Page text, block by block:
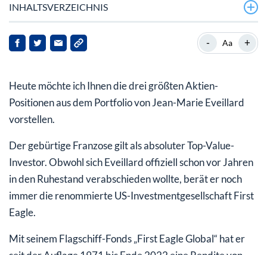
INHALTSVERZEICHNIS
Exxon Mobil
Imperial Oil
- Aa +
Heute möchte ich Ihnen die drei größten Aktien-
Positionen aus dem Portfolio von Jean-Marie Eveillard
vorstellen.
Der gebürtige Franzose gilt als absoluter Top-Value-
Investor. Obwohl sich Eveillard offiziell schon vor Jahren
in den Ruhestand verabschieden wollte, berät er noch
immer die renommierte US-Investmentgesellschaft First
Eagle.
Mit seinem Flagschiff-Fonds „First Eagle Global“ hat er